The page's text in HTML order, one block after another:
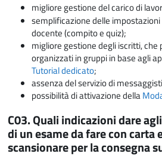
migliore gestione del carico di
semplificazione delle
docente (compito e quiz);
migliore gestione degli iscritti, che
organizzati in gruppi in base agli
Tutorial dedicato;
assenza del servizio di
possibilità di attivazione della
C03. Quali indicazioni dare
di un esame da fare con carta
scansionare per la consegna